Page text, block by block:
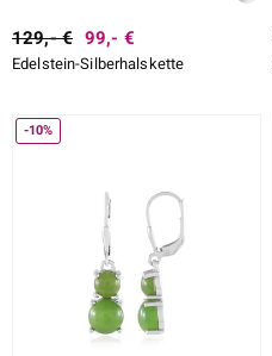
129,- € 99,- €
Edelstein-Silberhalskette
-10%